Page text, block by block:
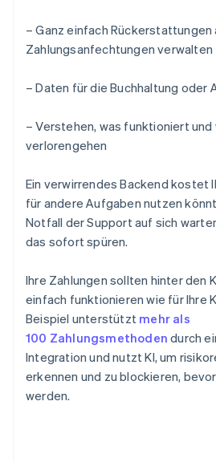
– Ganz einfach Rückerstattungen
Zahlungsanfechtungen verwalten
– Daten für die Buchhaltung oder
– Verstehen, was funktioniert und
verlorengehen
Ein verwirrendes Backend kostet
für andere Aufgaben nutzen
Notfall der Support auf sich
das sofort spüren.
Ihre Zahlungen sollten hinter den
einfach funktionieren wie für Ihre
Beispiel unterstützt mehr als
100 Zahlungsmethoden durch
Integration und nutzt KI, um
erkennen und zu blockieren,
werden.